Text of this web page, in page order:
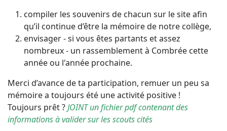
compiler les souvenirs de chacun sur le site afin
qu’il continue d’être la mémoire de notre collège,
envisager - si vous êtes partants et assez
nombreux - un rassemblement à Combrée cette
année ou l'année prochaine.
Merci d’avance de ta participation, remuer un peu sa
mémoire a toujours été une activité positive !
Toujours prêt ?JOINT un fichier pdf contenant des
informations à valider sur les scouts cités